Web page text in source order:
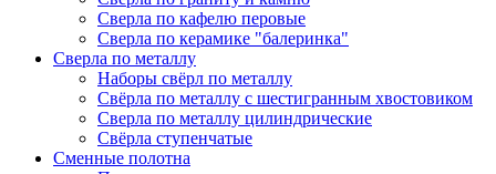
Сверла по кафелю перовые
Сверла по керамике "балеринка"
Сверла по металлу
Наборы свёрл по металлу
Свёрла по металлу с шестигранным хвостовиком
Сверла по металлу цилиндрические
Свёрла ступенчатые
Сменные полотна